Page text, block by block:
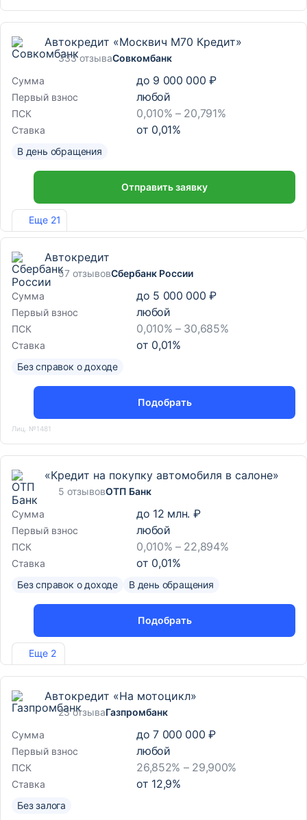
Еще 21
Автокредит «Москвич М70 Кредит»
333 отзываСовкомбанк
Сумма
до 9 000 000 ₽
Первый взнос любой
ПСК 0,010% – 20,791%
Ставка от 0,01%
В день обращения
Отправить заявку
Лиц. №963
Автокредит
57 отзывовСбербанк России
Сумма
до 5 000 000 ₽
Первый взнос любой
ПСК 0,010% – 30,685%
Ставка от 0,01%
Без справок о доходе
Подобрать
Лиц. №1481
Еще 2
«Кредит на покупку автомобиля в салоне»
5 отзывовОТП Банк
Сумма
до 12 млн. ₽
Первый взнос любой
ПСК 0,010% – 22,894%
Ставка от 0,01%
Без справок о доходе В день обращения
Подобрать
Лиц. №2766
Автокредит «На мотоцикл»
23 отзываГазпромбанк
Сумма
до 7 000 000 ₽
Первый взнос любой
ПСК 26,852% – 29,900%
Ставка от 12,9%
Без залога